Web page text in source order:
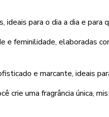
para o dia a dia e para
e feminilidade, elaboradas
e marcante, ideais
crie uma fragrância única,